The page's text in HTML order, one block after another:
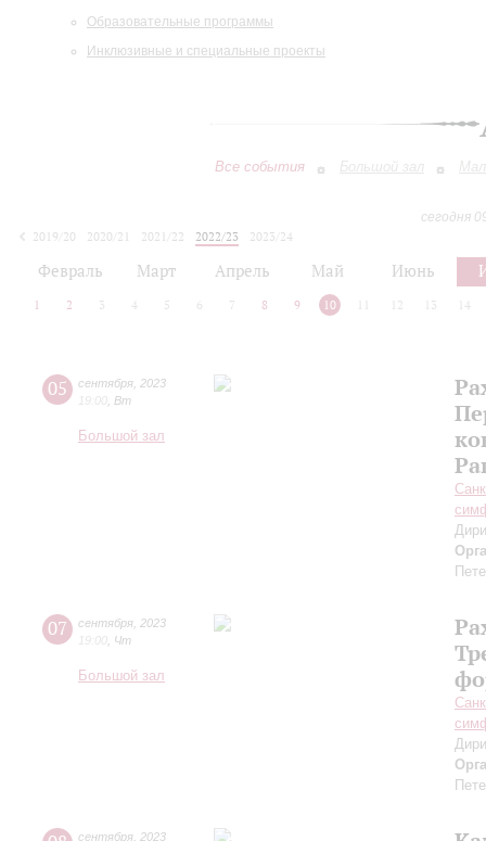
Образовательные программы
Инклюзивные и специальные проекты
Все события Большой зал
сегодня
2019/20
2020/21 2021/22 2022/23
2023/24
Февраль Март Апрель Май Июнь
1 2 3 4 5 6 7 8 9 10 12 13 14
05 сентября 2023
19:00 Вт
Большой зал
07 сентября 2023
19:00 Чт
Большой зал
сентября 2023